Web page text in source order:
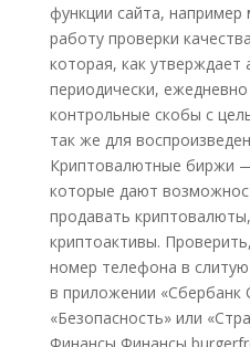
функции сайта,
работу проверки
которая, как утверждает
периодически,
контрольные скобы с
так же для
Криптовалютные биржи
которые дают
продавать
криптоактивы.
номер телефона в
в приложении «Сбербанк
«Безопасность» или